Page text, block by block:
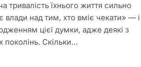
тривалість їхнього життя сильно
влади над тим, хто вміє чекати» — і
цієї думки, адже деякі з
поколінь. Скільки…